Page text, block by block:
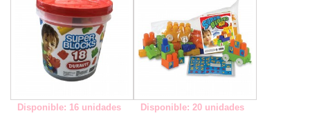
Disponible: 16 unidades Disponible: 20 unidades